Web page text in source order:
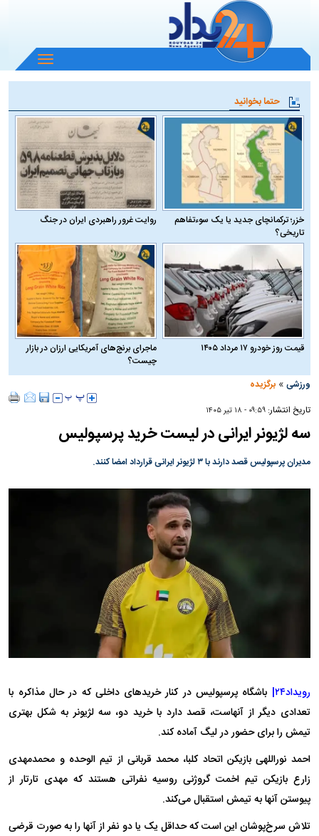
باز
و
منو
حتما بخوانید
خزر؛ ترکمانچای جدید یا یک سوءتفاهم
تاریخی؟
روایت غرور راهبردی ایران در جنگ
قیمت روز خودرو ۱۷ مرداد ۱۴۰۵
ماجرای برنج‌های آمریکایی ارزان در بازار
چیست؟
ورزشی »برگزیده
تاریخ انتشار:۰۹:۵۹ - ۱۸ تير ۱۴۰۵
سه لژیونر ایرانی در لیست خرید پرسپولیس
مدیران پرسپولیس قصد دارند با ۳ لژیونر ایرانی قرارداد امضا کنند.
رویداد۲۴|
باشگاه پرسپولیس در کنار خریدهای داخلی که در حال مذاکره با
تعدادی دیگر از آنهاست، قصد دارد با خرید دو، سه لژیونر به شکل بهتری
تیمش را برای حضور در لیگ آماده کند.
احمد نوراللهی بازیکن اتحاد کلبا، محمد قربانی از تیم الوحده و محمدمهدی
زارع بازیکن تیم اخمت گروژنی روسیه نفراتی هستند که مهدی تارتار از
پیوستن آنها به تیمش استقبال می‌کند.
تلاش سرخ‌پوشان این است که حداقل یک یا دو نفر از آنها را به صورت قرضی